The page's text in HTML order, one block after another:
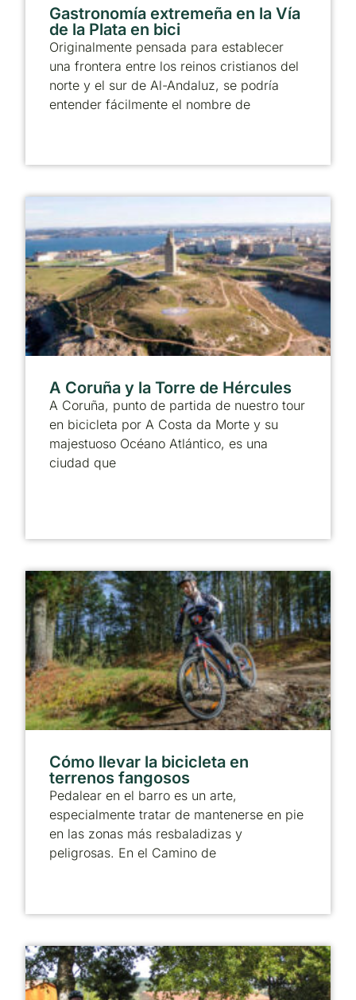
Gastronomía extremeña en la Vía
de la Plata en bici
Originalmente pensada para establecer
una frontera entre los reinos cristianos del
norte y el sur de Al-Andaluz, se podría
entender fácilmente el nombre de
A Coruña y la Torre de Hércules
A Coruña, punto de partida de nuestro tour
en bicicleta por A Costa da Morte y su
majestuoso Océano Atlántico, es una
ciudad que
Cómo llevar la bicicleta en
terrenos fangosos
Pedalear en el barro es un arte,
especialmente tratar de mantenerse en pie
en las zonas más resbaladizas y
peligrosas. En el Camino de